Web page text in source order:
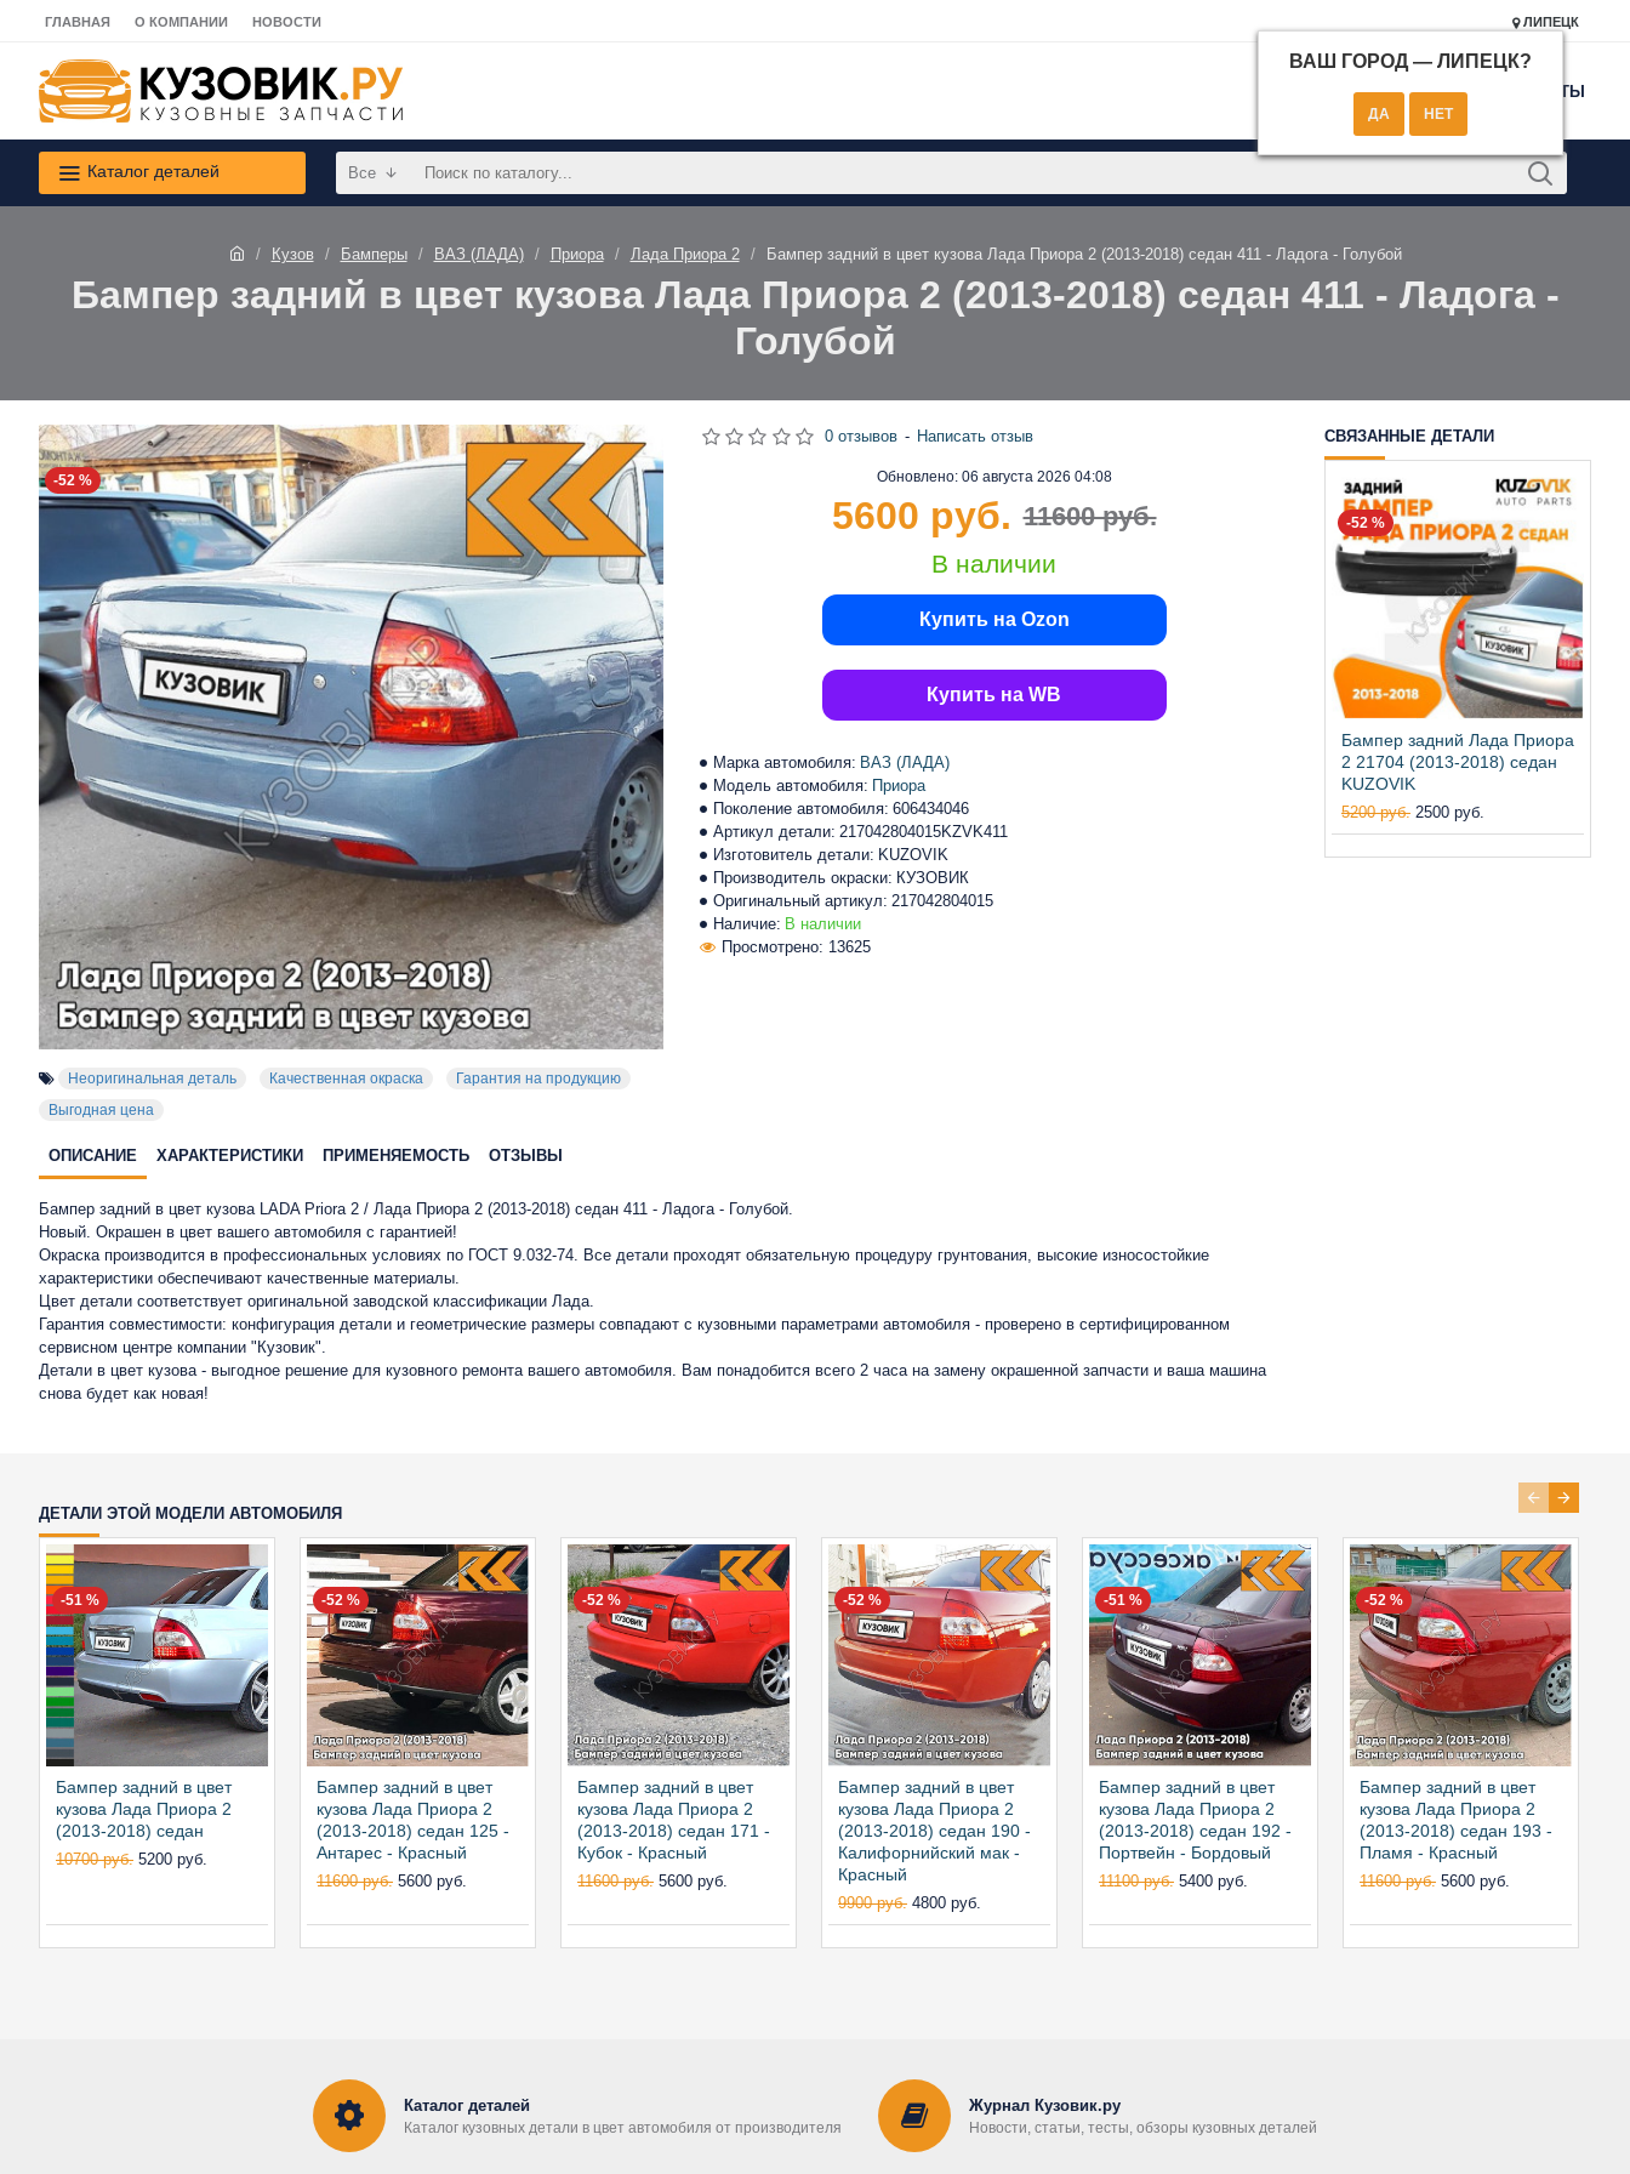
ГЛАВНАЯ О КОМПАНИИ НОВОСТИ ЛИПЕЦК
ВАШ ГОРОД — ЛИПЕЦК?
КОНТАКТЫ
Каталог деталей Все
Кузов Бамперы ВАЗ (ЛАДА) Приора Лада Приора 2 Бампер задний в цвет кузова Лада Приора 2 (2013-2018) седан 411 - Ладога - Голубой
Бампер задний в цвет кузова Лада Приора 2 (2013-2018) седан 411 - Ладога -
Голубой
-52 %
Неоригинальная деталь Качественная окраска
Гарантия на продукцию
Выгодная цена
Наличие: В наличии
Марка автомобиля: ВАЗ (ЛАДА)
Модель автомобиля: Приора
Поколение автомобиля: 606434046
Артикул детали: 217042804015KZVK411
Изготовитель детали: KUZOVIK
Производитель окраски: КУЗОВИК
Оригинальный артикул: 217042804015
Просмотрено: 13625
Обновлено: 06 августа 2026 04:08
В наличии
0 отзывов - Написать отзыв
11600 руб.
5600 руб.
Купить на Ozon
Купить на WB
ОПИСАНИЕ ХАРАКТЕРИСТИКИ ПРИМЕНЯЕМОСТЬ ОТЗЫВЫ
Бампер задний в цвет кузова LADA Priora 2 / Лада Приора 2 (2013-2018) седан 411 - Ладога - Голубой.
Новый. Окрашен в цвет вашего автомобиля с гарантией!
Окраска производится в профессиональных условиях по ГОСТ 9.032-74. Все детали проходят обязательную процедуру грунтования, высокие износостойкие
характеристики обеспечивают качественные материалы.
Цвет детали соответствует оригинальной заводской классификации Лада.
Гарантия совместимости: конфигурация детали и геометрические размеры совпадают с кузовными параметрами автомобиля - проверено в сертифицированном
сервисном центре компании "Кузовик".
Детали в цвет кузова - выгодное решение для кузовного ремонта вашего автомобиля. Вам понадобится всего 2 часа на замену окрашенной запчасти и ваша машина
снова будет как новая!
СВЯЗАННЫЕ ДЕТАЛИ
-52 %
Бампер задний Лада Приора
2 21704 (2013-2018) седан
KUZOVIK
5200 руб. 2500 руб.
ДЕТАЛИ ЭТОЙ МОДЕЛИ АВТОМОБИЛЯ
-51 %
Бампер задний в цвет
кузова Лада Приора 2
(2013-2018) седан
10700 руб. 5200 руб.
-52 %
Бампер задний в цвет
кузова Лада Приора 2
(2013-2018) седан 125 -
Антарес - Красный
11600 руб. 5600 руб.
-52 %
Бампер задний в цвет
кузова Лада Приора 2
(2013-2018) седан 171 -
Кубок - Красный
11600 руб. 5600 руб.
-52 %
Бампер задний в цвет
кузова Лада Приора 2
(2013-2018) седан 190 -
Калифорнийский мак -
Красный
9900 руб. 4800 руб.
-51 %
Бампер задний в цвет
кузова Лада Приора 2
(2013-2018) седан 192 -
Портвейн - Бордовый
11100 руб. 5400 руб.
-52 %
Бампер задний в цвет
кузова Лада Приора 2
(2013-2018) седан 193 -
Пламя - Красный
11600 руб. 5600 руб.
Каталог деталей
Каталог кузовных детали в цвет автомобиля от производителя
Журнал Кузовик.ру
Новости, статьи, тесты, обзоры кузовных деталей